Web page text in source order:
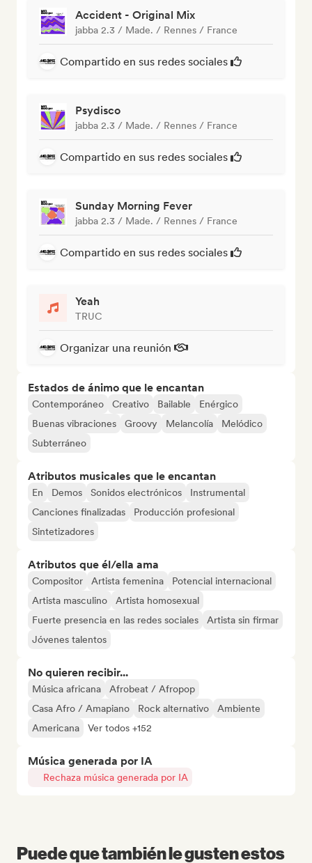
Accident - Original Mix
jabba 2.3 / Made. / Rennes / France
Compartido en sus redes sociales
Psydisco
jabba 2.3 / Made. / Rennes / France
Compartido en sus redes sociales
Sunday Morning Fever
jabba 2.3 / Made. / Rennes / France
Compartido en sus redes sociales
Yeah
TRUC
Organizar una reunión
Estados de ánimo que le encantan
Contemporáneo Creativo Bailable
Enérgico
Buenas vibraciones
Groovy Melancolía
Melódico
Subterráneo
Atributos musicales que le encantan
En Demos Sonidos electrónicos
Instrumental
Canciones finalizadas
Producción profesional
Sintetizadores
Atributos que él/ella ama
Compositor Artista femenina
Potencial internacional
Artista masculino
Artista homosexual
Fuerte presencia en las redes sociales
Artista sin firmar
Jóvenes talentos
No quieren recibir...
Música africana
Afrobeat / Afropop
Casa Afro / Amapiano
Rock alternativo
Ambiente
Americana
Ver todos +152
Música generada por IA
Rechaza música generada por IA
Puede que también le gusten estos